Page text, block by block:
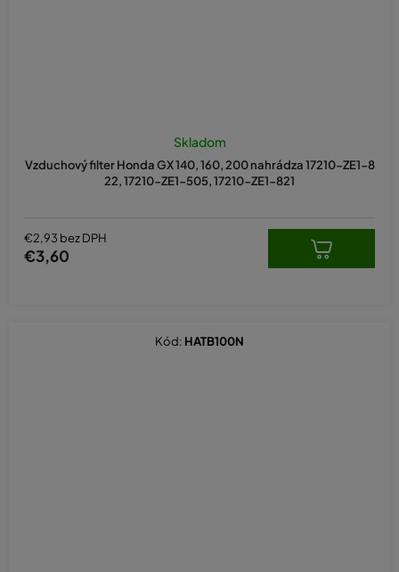
Vzduchový filter Honda GX 140, 160, 200 nahrádza 17210-ZE1-8
22, 17210-ZE1-505, 17210-ZE1-821
Skladom
€2,93 bez DPH
€3,60
Kód: HATB100N